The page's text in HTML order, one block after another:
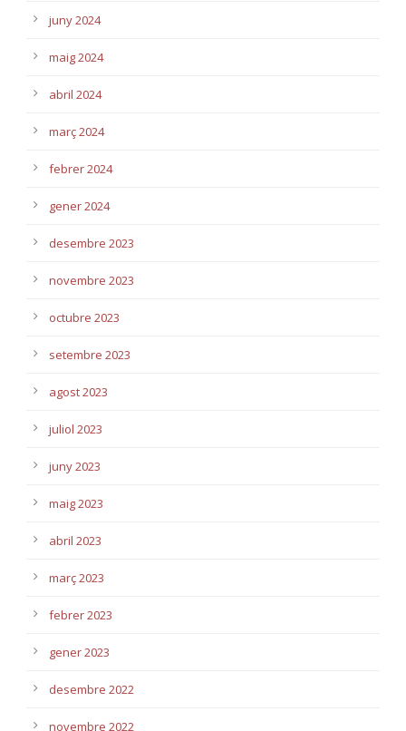
juny 2024
maig 2024
abril 2024
març 2024
febrer 2024
gener 2024
desembre 2023
novembre 2023
octubre 2023
setembre 2023
agost 2023
juliol 2023
juny 2023
maig 2023
abril 2023
març 2023
febrer 2023
gener 2023
desembre 2022
novembre 2022